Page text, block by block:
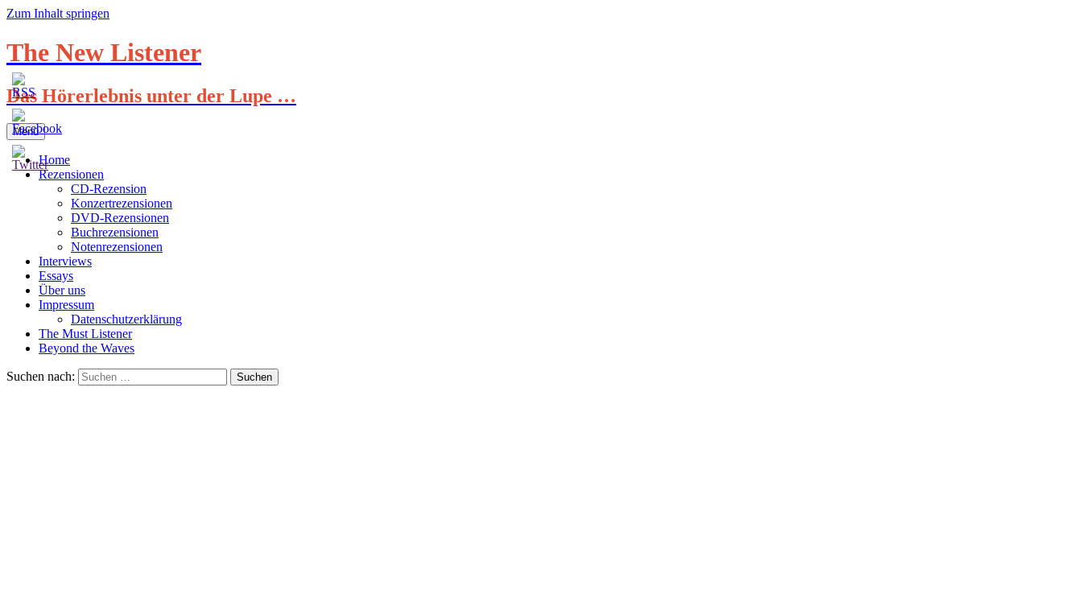
Zum Inhalt springen
The New Listener
Das Hörerlebnis unter der Lupe …
Menü
Home
Rezensionen
CD-Rezension
Konzertrezensionen
DVD-Rezensionen
Buchrezensionen
Notenrezensionen
Interviews
Essays
Über uns
Impressum
Datenschutzerklärung
The Must Listener
Beyond the Waves
Suchen nach: